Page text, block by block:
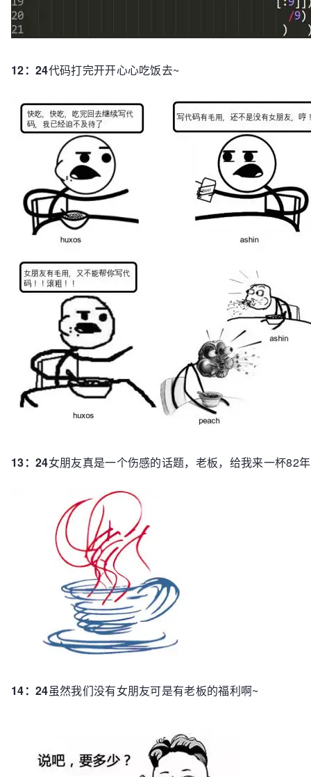
12：24代码打完开开心心吃饭去~
13：24女朋友真是一个伤感的话题，老板，给我来一杯82
14：24虽然我们没有女朋友可是有老板的福利啊~